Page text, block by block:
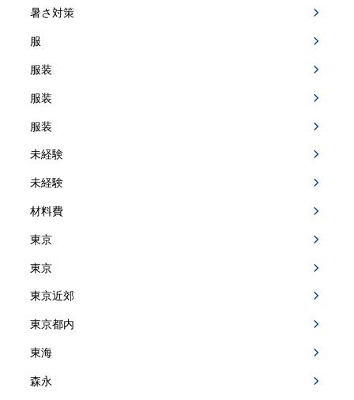
暑さ対策
服
服装
服装
服装
未経験
未経験
材料費
東京
東京
東京近郊
東京都内
東海
森永